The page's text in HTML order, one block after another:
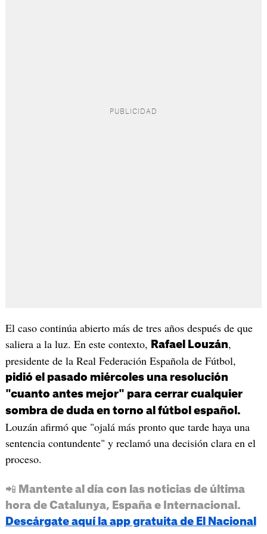
El caso continúa abierto más de tres años después de que
saliera a la luz. En este contexto,
Rafael Louzán,
presidente de la Real Federación Española de Fútbol,
pidió el pasado miércoles una resolución
"cuanto antes mejor" para cerrar cualquier
sombra de duda en torno al fútbol español.
Louzán afirmó que "ojalá más pronto que tarde haya una
sentencia contundente" y reclamó una decisión clara en el
proceso.
📲 Mantente al día con las noticias de última
hora de Catalunya, España e Internacional.
Descárgate aquí la app gratuita de El Nacional